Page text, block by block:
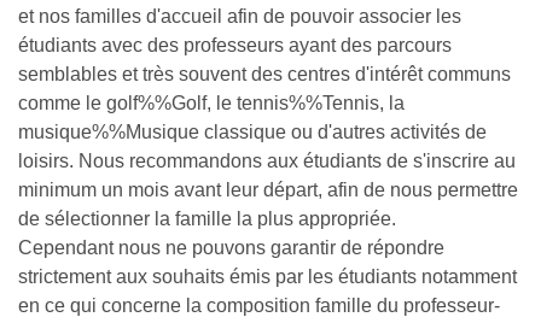
et nos familles d'accueil afin de pouvoir associer les
étudiants avec des professeurs ayant des parcours
semblables et très souvent des centres d'intérêt communs
comme le golf%%Golf, le tennis%%Tennis, la
musique%%Musique classique ou d'autres activités de
loisirs. Nous recommandons aux étudiants de s'inscrire au
minimum un mois avant leur départ, afin de nous permettre
de sélectionner la famille la plus appropriée.
Cependant nous ne pouvons garantir de répondre
strictement aux souhaits émis par les étudiants notamment
en ce qui concerne la composition famille du professeur-